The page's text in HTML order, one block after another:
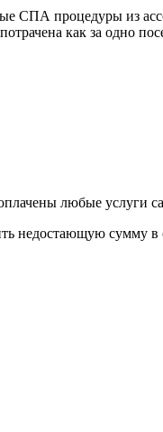
СПА процедуры из
как за одно
любые услуги
недостающую сумму в